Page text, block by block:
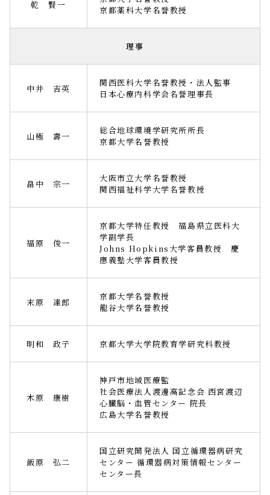
乾 賢一
京都薬科大学名誉教授
理事
中井 吉英
関西医科大学名誉教授・法人監事
日本心療内科学会名誉理事長
山極 壽一
総合地球環境学研究所所長
京都大学名誉教授
畠中 宗一
大阪市立大学名誉教授
関西福祉科学大学名誉教授
福原 俊一
京都大学特任教授 福島県立医科大
学副学長
Johns Hopkins大学客員教授 慶
應義塾大学客員教授
末原 達郎
京都大学名誉教授
龍谷大学名誉教授
明和 政子 京都大学大学院教育学研究科教授
木原 康樹
神戸市地域医療監
社会医療法人渡邊高記念会 西宮渡辺
心臓脳・血管センター 院長
広島大学名誉教授
飯原 弘二
国立研究開発法人 国立循環器病研究
センター 循環器病対策情報センター
センター長